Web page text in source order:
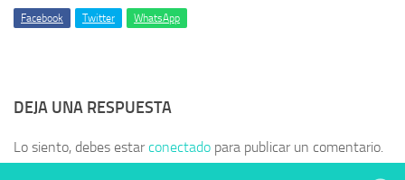
Facebook Twitter WhatsApp
DEJA UNA RESPUESTA
Lo siento, debes estarconectado para publicar un comentario.